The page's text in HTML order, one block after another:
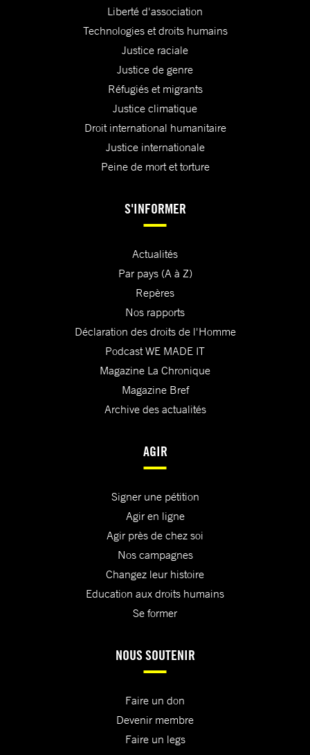
Liberté d'association
Technologies et droits humains
Justice raciale
Justice de genre
Réfugiés et migrants
Justice climatique
Droit international humanitaire
Justice internationale
Peine de mort et torture
S'INFORMER
Actualités
Par pays (A à Z)
Repères
Nos rapports
Déclaration des droits de l'Homme
Podcast WE MADE IT
Magazine La Chronique
Magazine Bref
Archive des actualités
AGIR
Signer une pétition
Agir en ligne
Agir près de chez soi
Nos campagnes
Changez leur histoire
Education aux droits humains
Se former
NOUS SOUTENIR
Faire un don
Devenir membre
Faire un legs